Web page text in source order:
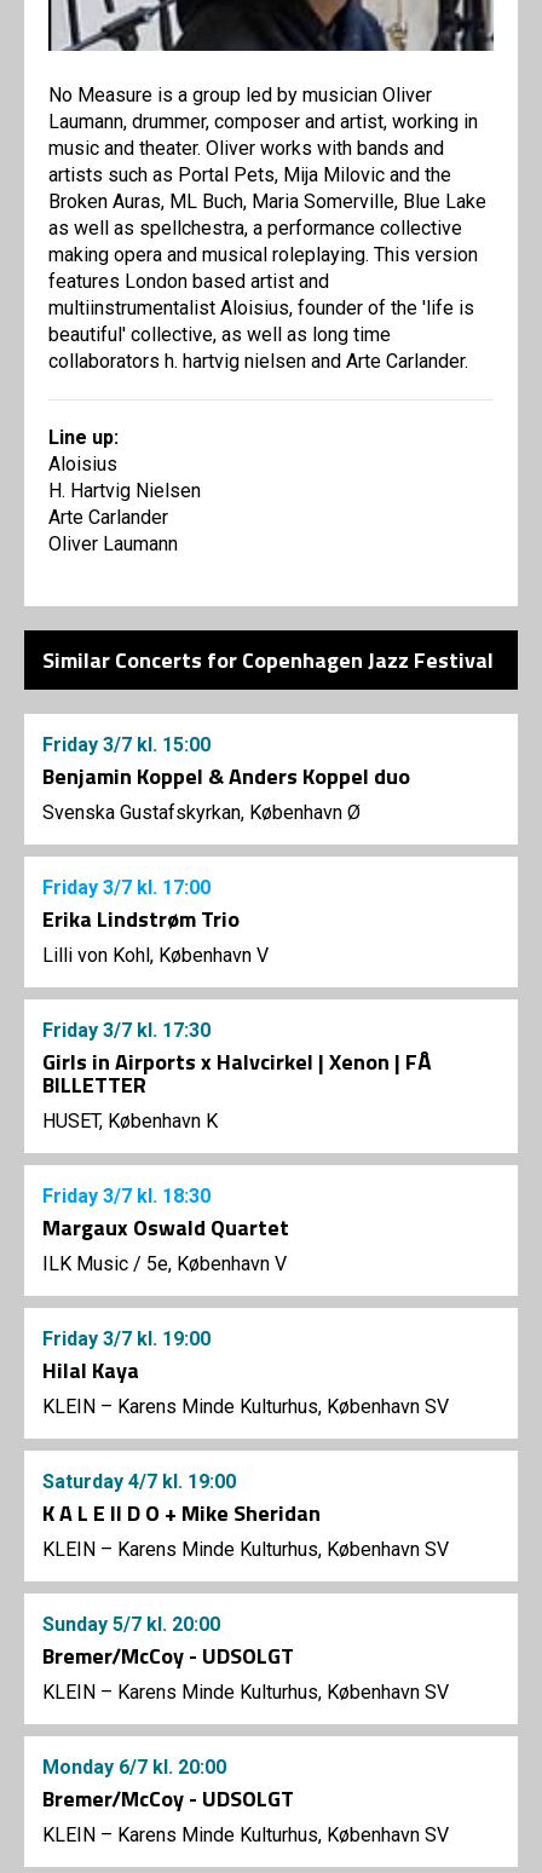
No Measure is a group led by musician Oliver
Laumann, drummer, composer and artist, working in
music and theater. Oliver works with bands and
artists such as Portal Pets, Mija Milovic and the
Broken Auras, ML Buch, Maria Somerville, Blue Lake
as well as spellchestra, a performance collective
making opera and musical roleplaying. This version
features London based artist and
multiinstrumentalist Aloisius, founder of the 'life is
beautiful' collective, as well as long time
collaborators h. hartvig nielsen and Arte Carlander.
Line up:
Aloisius
H. Hartvig Nielsen
Arte Carlander
Oliver Laumann
Similar Concerts for Copenhagen Jazz Festival
Friday 3/7 kl. 15:00
Benjamin Koppel & Anders Koppel duo
Svenska Gustafskyrkan, København Ø
Friday 3/7 kl. 17:00
Erika Lindstrøm Trio
Lilli von Kohl, København V
Friday 3/7 kl. 17:30
Girls in Airports x Halvcirkel | Xenon | FÅ
BILLETTER
HUSET, København K
Friday 3/7 kl. 18:30
Margaux Oswald Quartet
ILK Music / 5e, København V
Friday 3/7 kl. 19:00
Hilal Kaya
KLEIN – Karens Minde Kulturhus, København SV
Saturday 4/7 kl. 19:00
K A L E II D O + Mike Sheridan
KLEIN – Karens Minde Kulturhus, København SV
Sunday 5/7 kl. 20:00
Bremer/McCoy - UDSOLGT
KLEIN – Karens Minde Kulturhus, København SV
Monday 6/7 kl. 20:00
Bremer/McCoy - UDSOLGT
KLEIN – Karens Minde Kulturhus, København SV